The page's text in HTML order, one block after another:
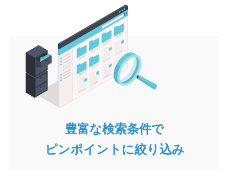
豊富な検索条件で
ピンポイントに絞り込み